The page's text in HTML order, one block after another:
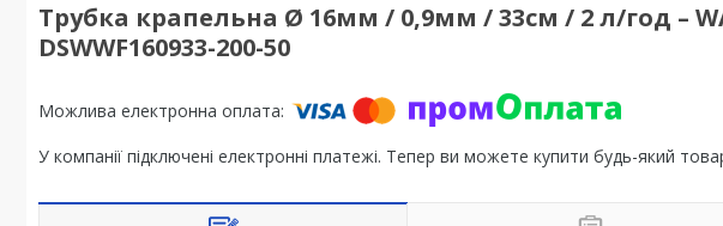
Трубка крапельна Ø 16мм / 0,9мм / 33см / 2 л/год –
DSWWF160933-200-50
У компанії підключені електронні платежі. Тепер ви можете купити будь-який